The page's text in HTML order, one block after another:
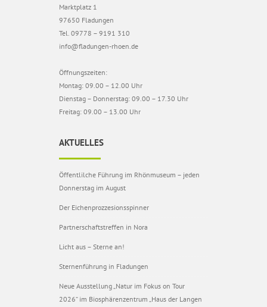
Marktplatz 1
97650 Fladungen
Tel. 09778 – 9191 310
info@fladungen-rhoen.de
Öffnungszeiten:
Montag: 09.00 – 12.00 Uhr
Dienstag – Donnerstag: 09.00 – 17.30 Uhr
Freitag: 09.00 – 13.00 Uhr
AKTUELLES
Öffentlilche Führung im Rhönmuseum – jeden
Donnerstag im August
Der Eichenprozzesionsspinner
Partnerschaftstreffen in Nora
Licht aus – Sterne an!
Sternenführung in Fladungen
Neue Ausstellung „Natur im Fokus on Tour
2026“ im Biosphärenzentrum „Haus der Langen